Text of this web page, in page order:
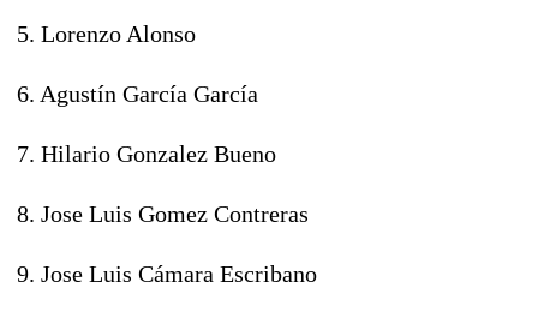
5. Lorenzo Alonso
6. Agustín García García
7. Hilario Gonzalez Bueno
8. Jose Luis Gomez Contreras
9. Jose Luis Cámara Escribano